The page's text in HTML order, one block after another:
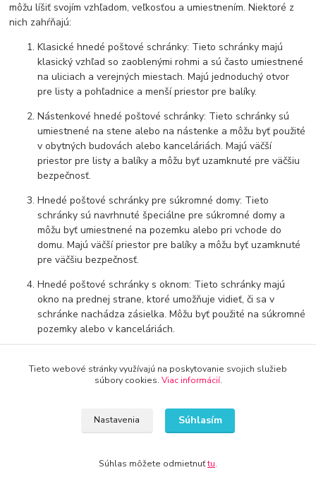
môžu líšiť svojím vzhľadom, veľkosťou a umiestnením. Niektoré z
nich zahŕňajú:
Klasické hnedé poštové schránky: Tieto schránky majú
klasický vzhľad so zaoblenými rohmi a sú často umiestnené
na uliciach a verejných miestach. Majú jednoduchý otvor
pre listy a pohľadnice a menší priestor pre balíky.
Nástenkové hnedé poštové schránky: Tieto schránky sú
umiestnené na stene alebo na nástenke a môžu byť použité
v obytných budovách alebo kanceláriách. Majú väčší
priestor pre listy a balíky a môžu byť uzamknuté pre väčšiu
bezpečnosť.
Hnedé poštové schránky pre súkromné domy: Tieto
schránky sú navrhnuté špeciálne pre súkromné domy a
môžu byť umiestnené na pozemku alebo pri vchode do
domu. Majú väčší priestor pre balíky a môžu byť uzamknuté
pre väčšiu bezpečnosť.
Hnedé poštové schránky s oknom: Tieto schránky majú
okno na prednej strane, ktoré umožňuje vidieť, či sa v
schránke nachádza zásielka. Môžu byť použité na súkromné
pozemky alebo v kanceláriách.
umiestnené na stĺpe a môžu byť použité na verejných
miestach, ako sú parky a ulice. Majú väčší priestor pre
Každý typ poštovej schránky má svoje výhody a nevýhody a závisí
od vašich potrieb a preferencií, ktorý typ vyberiete.
Tieto webové stránky využívajú na poskytovanie svojich služieb
súbory cookies. Viac informácií.
Nastavenia Súhlasím
Súhlas môžete odmietnuťtu.